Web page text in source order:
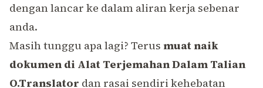
dengan lancar ke dalam aliran kerja sebenar
anda.
Masih tunggu apa lagi? Terus muat naik
dokumen di Alat Terjemahan Dalam Talian
O.Translator dan rasai sendiri kehebatan